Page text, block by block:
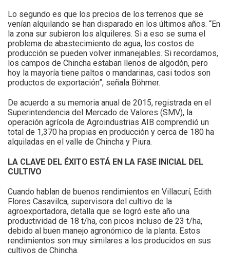
Lo segundo es que los precios de los terrenos que se
venían alquilando se han disparado en los últimos años. “En
la zona sur subieron los alquileres. Si a eso se suma el
problema de abastecimiento de agua, los costos de
producción se pueden volver inmanejables. Si recordamos,
los campos de Chincha estaban llenos de algodón, pero
hoy la mayoría tiene paltos o mandarinas, casi todos son
productos de exportación”, señala Böhmer.
De acuerdo a su memoria anual de 2015, registrada en el
Superintendencia del Mercado de Valores (SMV), la
operación agrícola de Agroindustrias AIB comprendió un
total de 1,370 ha propias en producción y cerca de 180 ha
alquiladas en el valle de Chincha y Piura.
LA CLAVE DEL ÉXITO ESTÁ EN LA FASE INICIAL DEL
CULTIVO
Cuando hablan de buenos rendimientos en Villacurí, Edith
Flores Casavilca, supervisora del cultivo de la
agroexportadora, detalla que se logró este año una
productividad de 18 t/ha, con picos incluso de 23 t/ha,
debido al buen manejo agronómico de la planta. Estos
rendimientos son muy similares a los producidos en sus
cultivos de Chincha.